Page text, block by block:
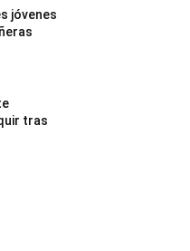
jóvenes
tras